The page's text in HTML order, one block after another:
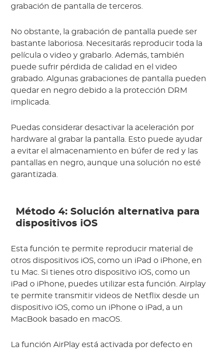
grabación de pantalla de terceros.
No obstante, la grabación de pantalla puede ser
bastante laboriosa. Necesitarás reproducir toda la
película o video y grabarlo. Además, también
puede sufrir pérdida de calidad en el video
grabado. Algunas grabaciones de pantalla pueden
quedar en negro debido a la protección DRM
implicada.
Puedas considerar desactivar la aceleración por
hardware al grabar la pantalla. Esto puede ayudar
a evitar el almacenamiento en búfer de red y las
pantallas en negro, aunque una solución no esté
garantizada.
Método 4: Solución alternativa para
dispositivos iOS
Esta función te permite reproducir material de
otros dispositivos iOS, como un iPad o iPhone, en
tu Mac. Si tienes otro dispositivo iOS, como un
iPad o iPhone, puedes utilizar esta función. Airplay
te permite transmitir videos de Netflix desde un
dispositivo iOS, como un iPhone o iPad, a un
MacBook basado en macOS.
La función AirPlay está activada por defecto en